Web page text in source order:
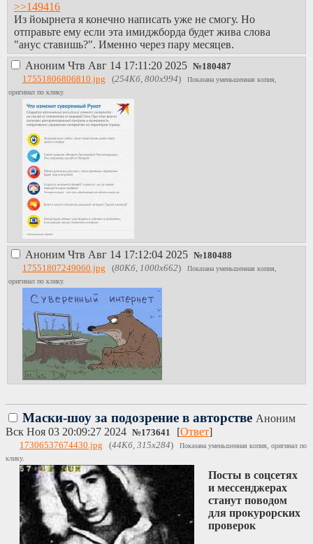
>>149416
Из йоырнета я конечно написать уже не смогу. Но
отправьте ему если эта имиджборда будет жива слова
"анус ставишь?". Именно через пару месяцев.
Аноним Чтв Авг 14 17:11:20 2025 №180487
17551806806810.jpg (254Кб, 800x994)
Показана уменьшенная копия,
оригинал по клику.
Аноним Чтв Авг 14 17:12:04 2025 №180488
17551807249060.jpg (80Кб, 1000x662)
Показана уменьшенная копия,
оригинал по клику.
Маски-шоу за подозрение в авторстве Аноним
Вск Ноя 03 20:09:27 2024 №173641 [Ответ]
17306537674430.jpg (44Кб, 315x284)
Показана уменьшенная копия, оригинал по
клику.
Посты в соцсетях
и мессенджерах
станут поводом
для прокурорских
проверок